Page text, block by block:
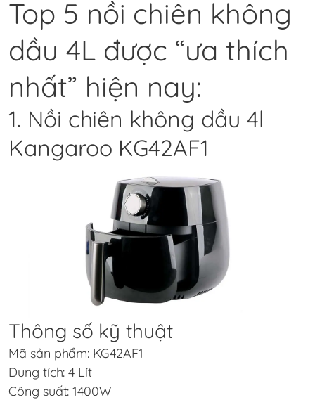
Top 5 nồi chiên không
dầu 4L được “ưa thích
nhất” hiện nay:
1. Nồi chiên không dầu 4l
Kangaroo KG42AF1
Thông số kỹ thuật
Mã sản phẩm: KG42AF1
Dung tích: 4 Lít
Công suất: 1400W